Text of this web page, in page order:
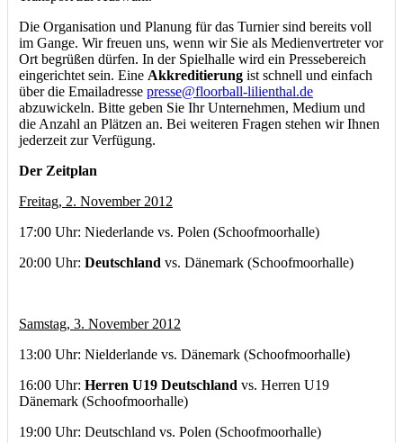
Die Organisation und Planung für das Turnier sind bereits voll
im Gange. Wir freuen uns, wenn wir Sie als Medienvertreter vor
Ort begrüßen dürfen. In der Spielhalle wird ein Pressebereich
eingerichtet sein. Eine Akkreditierung ist schnell und einfach
über die Emailadresse presse@floorball-lilienthal.de
abzuwickeln. Bitte geben Sie Ihr Unternehmen, Medium und
die Anzahl an Plätzen an. Bei weiteren Fragen stehen wir Ihnen
jederzeit zur Verfügung.
Der Zeitplan
Freitag, 2. November 2012
17:00 Uhr: Niederlande vs. Polen (Schoofmoorhalle)
20:00 Uhr: Deutschland vs. Dänemark (Schoofmoorhalle)
Samstag, 3. November 2012
13:00 Uhr: Nielderlande vs. Dänemark (Schoofmoorhalle)
16:00 Uhr: Herren U19 Deutschland vs. Herren U19
Dänemark (Schoofmoorhalle)
19:00 Uhr: Deutschland vs. Polen (Schoofmoorhalle)